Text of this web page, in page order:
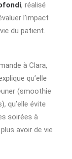
, réalisé
l’impact
du patient.
à Clara,
qu’elle
(smoothie
qu’elle évite
soirées à
avoir de vie